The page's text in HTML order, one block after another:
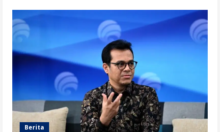
Berita